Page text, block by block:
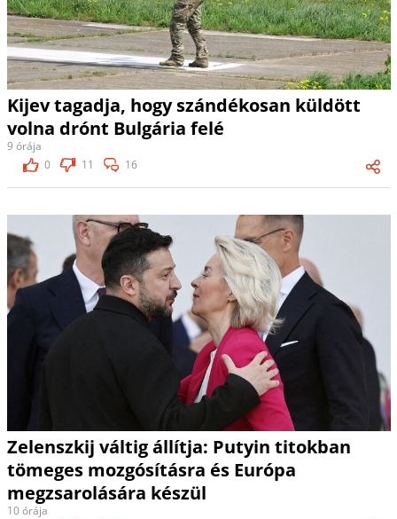
Kijev tagadja, hogy szándékosan küldött
volna drónt Bulgária felé
9 órája
0
11 16
Zelenszkij váltig állítja: Putyin titokban
tömeges mozgósításra és Európa
megzsarolására készül
10 órája